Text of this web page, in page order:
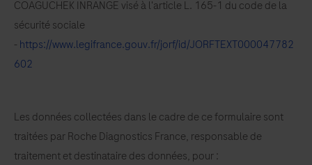
COAGUCHEK INRANGE visé à l'article L. 165-1 du code de la
sécurité sociale
- https://www.legifrance.gouv.fr/jorf/id/JORFTEXT000047782
602
Les données collectées dans le cadre de ce formulaire sont
traitées par Roche Diagnostics France, responsable de
traitement et destinataire des données, pour :